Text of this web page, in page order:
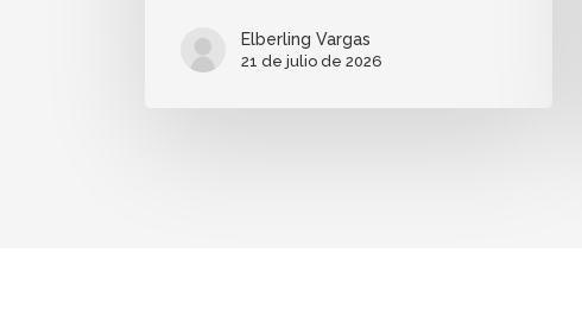
Elberling Vargas
21 de julio de 2026